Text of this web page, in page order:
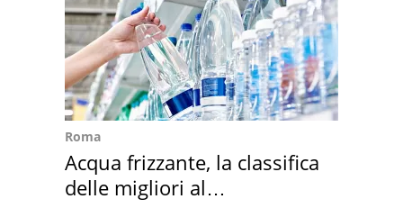
Roma
Acqua frizzante, la classifica
delle migliori al